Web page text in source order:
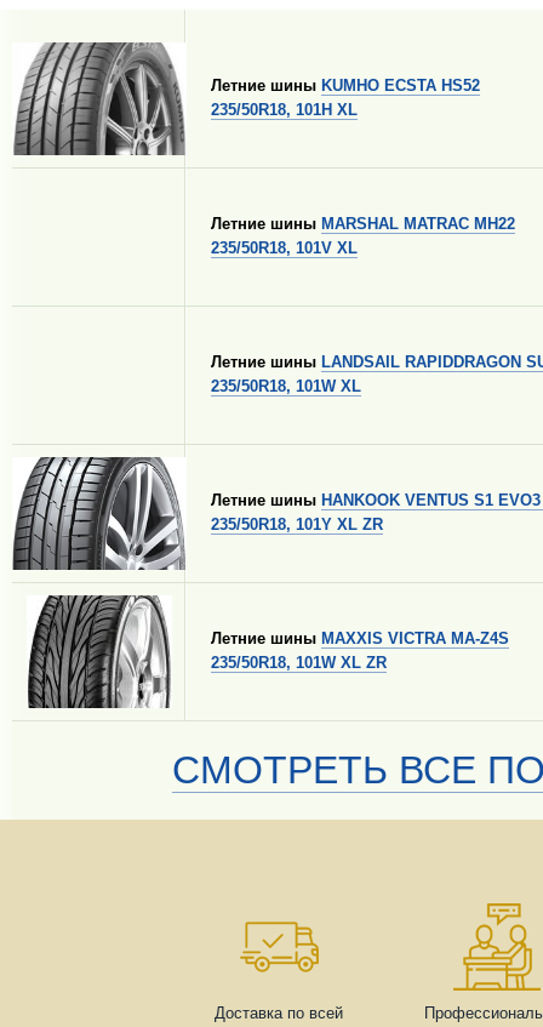
Летние шины KUMHO ECSTA HS52
235/50R18, 101H XL
Летние шины MARSHAL MATRAC MH22
235/50R18, 101V XL
Летние шины LANDSAIL RAPIDDRAGON
235/50R18, 101W XL
Летние шины HANKOOK VENTUS S1
235/50R18, 101Y XL ZR
Летние шины MAXXIS VICTRA MA-Z4S
235/50R18, 101W XL ZR
СМОТРЕТЬ ВСЕ
Доставка по всей